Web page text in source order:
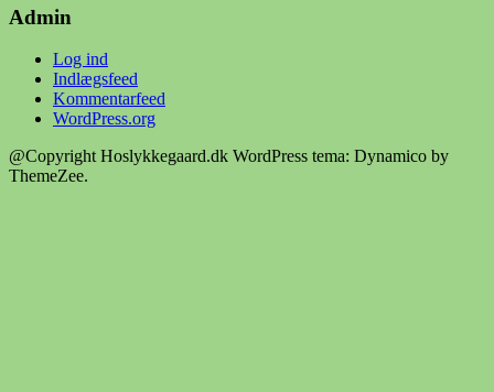
Hoslykkegaard.dk
Admin
Log ind
Indlægsfeed
Kommentarfeed
WordPress.org
@Copyright Hoslykkegaard.dk WordPress tema: Dynamico by
ThemeZee.